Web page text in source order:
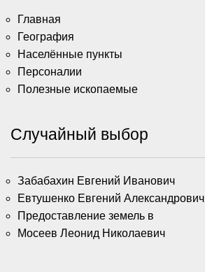
Главная
География
Населённые пункты
Персоналии
Полезные ископаемые
Случайный выбор
Забабахин Евгений Иванович
Евтушенко Евгений Александрович
Предоставление земель в
Мосеев Леонид Николаевич